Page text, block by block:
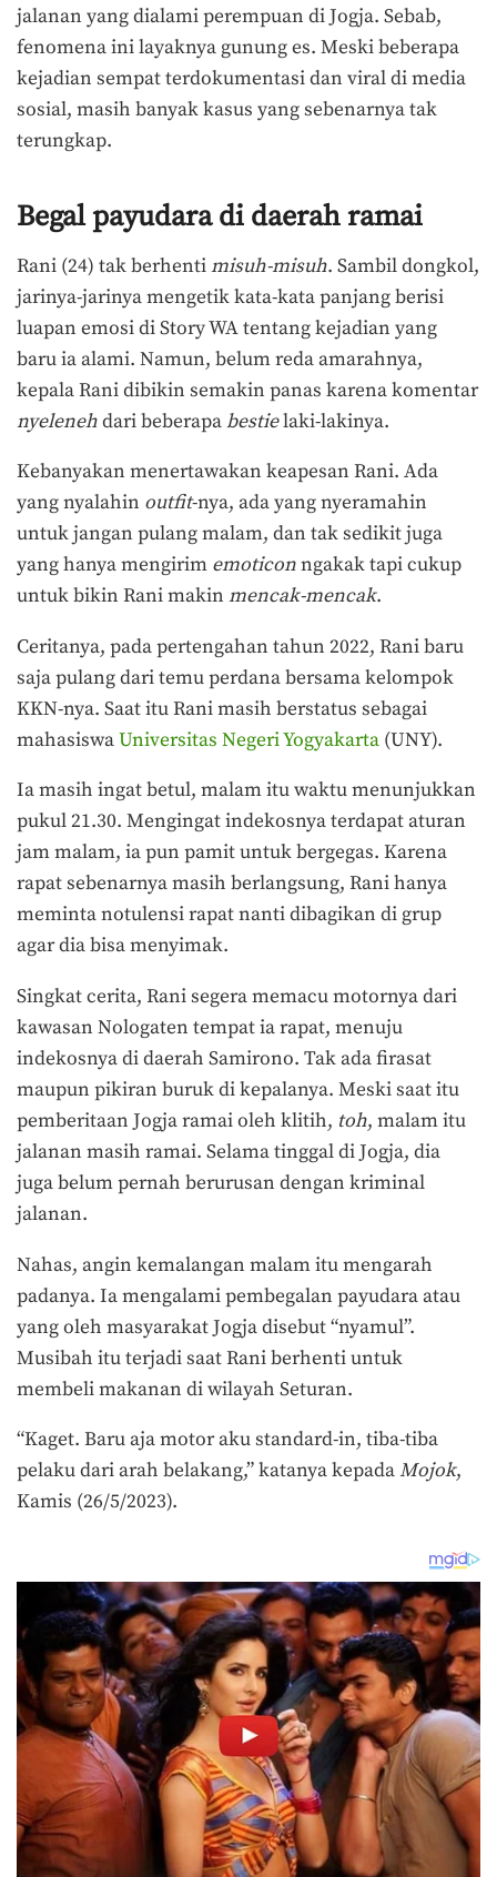
jalanan yang dialami perempuan di Jogja. Sebab,
fenomena ini layaknya gunung es. Meski beberapa
kejadian sempat terdokumentasi dan viral di media
sosial, masih banyak kasus yang sebenarnya tak
terungkap.
Begal payudara di daerah ramai
Rani (24) tak berhentimisuh-misuh. Sambil dongkol,
jarinya-jarinya mengetik kata-kata panjang berisi
luapan emosi di Story WA tentang kejadian yang
baru ia alami. Namun, belum reda amarahnya,
kepala Rani dibikin semakin panas karena komentar
nyelenehdari beberapabestielaki-lakinya.
Kebanyakan menertawakan keapesan Rani. Ada
yang nyalahin outfit-nya, ada yang nyeramahin
untuk jangan pulang malam, dan tak sedikit juga
yang hanya mengirim emoticonngakak tapi cukup
untuk bikin Rani makin mencak-mencak.
Ceritanya, pada pertengahan tahun 2022, Rani baru
saja pulang dari temu perdana bersama kelompok
KKN-nya. Saat itu Rani masih berstatus sebagai
mahasiswaUniversitas Negeri Yogyakarta (UNY).
Ia masih ingat betul, malam itu waktu menunjukkan
pukul 21.30. Mengingat indekosnya terdapat aturan
jam malam, ia pun pamit untuk bergegas. Karena
rapat sebenarnya masih berlangsung, Rani hanya
meminta notulensi rapat nanti dibagikan di grup
agar dia bisa menyimak.
Singkat cerita, Rani segera memacu motornya dari
kawasan Nologaten tempat ia rapat, menuju
indekosnya di daerah Samirono. Tak ada firasat
maupun pikiran buruk di kepalanya. Meski saat itu
pemberitaan Jogja ramai oleh klitih, toh, malam itu
jalanan masih ramai. Selama tinggal di Jogja, dia
juga belum pernah berurusan dengan kriminal
jalanan.
Nahas, angin kemalangan malam itu mengarah
padanya. Ia mengalami pembegalan payudara atau
yang oleh masyarakat Jogja disebut “nyamul”.
Musibah itu terjadi saat Rani berhenti untuk
membeli makanan di wilayah Seturan.
“Kaget. Baru aja motor aku standard-in, tiba-tiba
pelaku dari arah belakang,” katanya kepadaMojok,
Kamis (26/5/2023).